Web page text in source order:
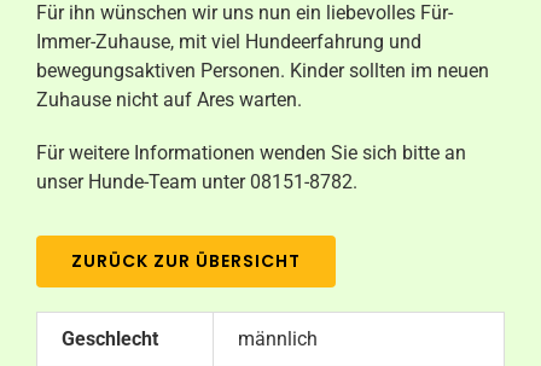
Für ihn wünschen wir uns nun ein liebevolles Für-
Immer-Zuhause, mit viel Hundeerfahrung und
bewegungsaktiven Personen. Kinder sollten im neuen
Zuhause nicht auf Ares warten.
Für weitere Informationen wenden Sie sich bitte an
unser Hunde-Team unter 08151-8782.​
ZURÜCK ZUR ÜBERSICHT
Geschlecht männlich